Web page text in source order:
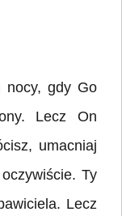
nocy, gdy Go
Lecz On
umacniaj
Ty
Lecz